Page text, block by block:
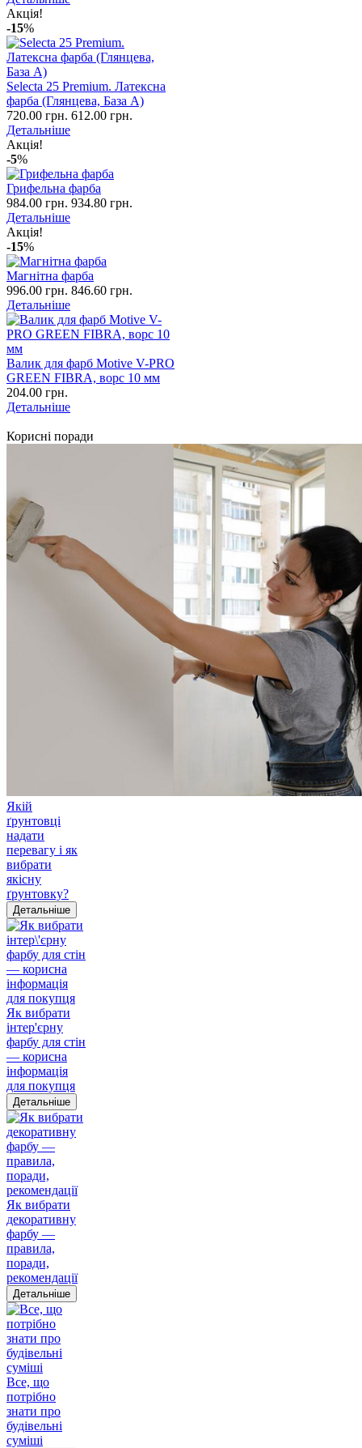
Акція!
-15%
Selecta 25 Premium. Латексна
фарба (Глянцева, База А)
720.00 грн. 612.00 грн.
Детальніше
Акція!
-5%
Грифельна фарба
984.00 грн. 934.80 грн.
Детальніше
Акція!
-15%
Магнітна фарба
996.00 грн. 846.60 грн.
Детальніше
Валик для фарб Motive V-PRO
GREEN FIBRA, ворс 10 мм
204.00 грн.
Детальніше
Корисні поради
Якій
ґрунтовці
надати
перевагу і як
вибрати
якісну
ґрунтовку?
Детальніше
Як вибрати
інтер'єрну
фарбу для стін
— корисна
інформація
для покупця
Детальніше
Як вибрати
декоративну
фарбу —
правила,
поради,
рекомендації
Детальніше
Все, що
потрібно
знати про
будівельні
суміші